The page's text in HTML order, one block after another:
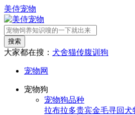
美侍宠物
搜索
大家都在搜： 犬舍猫传腹训狗
宠物网
宠物狗
宠物狗品种
拉布拉多贵宾金毛寻回犬